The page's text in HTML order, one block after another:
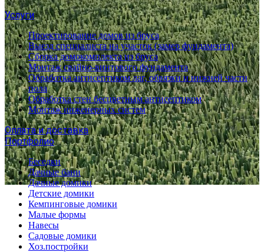
Услуги
Проектирование домов из бруса
Выезд специалиста на участок (замер фундамента)
Сборка домокомплекта из бруса
Монтаж свайно-винтового фундамента
Обработка антисептиком лаг, обвязки и нижней части
пола
Обработка стен бесцветным антисептиком
Монтаж инженерных систем
Оплата и доставка
Портфолио
Беседки
Дачные бани
Дачные домики
Детские домики
Кемпинговые домики
Малые формы
Навесы
Садовые домики
Хоз.постройки